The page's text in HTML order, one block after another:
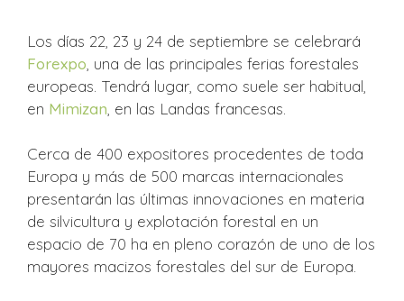
Los días 22, 23 y 24 de septiembre se celebrará
Forexpo , una de las principales ferias forestales
europeas. Tendrá lugar, como suele ser habitual,
en Mimizan , en las Landas francesas.
Cerca de 400 expositores procedentes de toda
Europa y más de 500 marcas internacionales
presentarán las últimas innovaciones en materia
de silvicultura y explotación forestal en un
espacio de 70 ha en pleno corazón de uno de los
mayores macizos forestales del sur de Europa.